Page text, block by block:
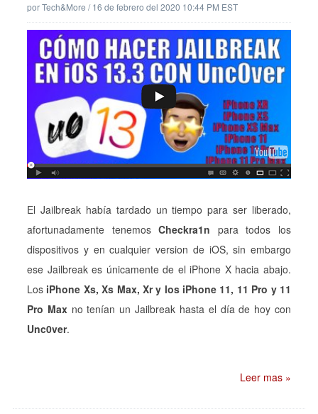
porTech&More /16 de febrero del 2020 10:44 PM EST
El Jailbreak había tardado un tiempo para ser liberado,
afortunadamente tenemosCheckra1n para todos los
dispositivos y en cualquier version de iOS, sin embargo
ese Jailbreak es únicamente de el iPhone X hacia abajo.
Los iPhone Xs, Xs Max, Xr y los iPhone 11, 11 Pro y 11
Pro Maxno tenían un Jailbreak hasta el día de hoy con
Unc0ver.
Leer mas »